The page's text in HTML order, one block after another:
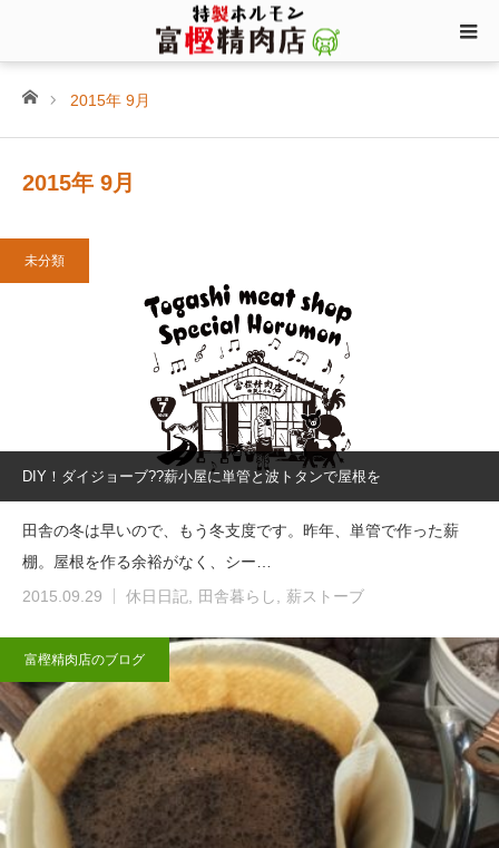
ホーム2015年 9月
2015年 9月
未分類
DIY！ダイジョーブ??薪小屋に単管と波トタンで屋根を
田舎の冬は早いので、もう冬支度です。昨年、単管で作った薪
棚。屋根を作る余裕がなく、シー…
2015.09.29
休日日記 田舎暮らし 薪ストーブ
富樫精肉店のブログ